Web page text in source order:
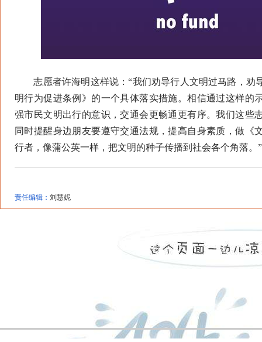
志愿者许海明这样说：“我们劝导行人文明过马路，劝
明行为促进条例》的一个具体落实措施。相信通过这样的
强市民文明出行的意识，交通会更畅通更有序。我们这些
同时提醒身边朋友要遵守交通法规，提高自身素质，做《
行者，像蒲公英一样，把文明的种子传播到社会各个角落。
责任编辑： 刘慧妮